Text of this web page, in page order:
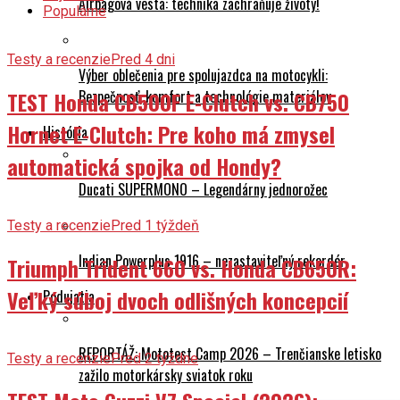
Výber oblečenia pre spolujazdca na motocykli:
Bezpečnosť, komfort a technológie materiálov
História
Ducati SUPERMONO – Legendárny jednorožec
Indian Powerplus 1916 – nezastaviteľný rekordér
Podujatia
REPORTÁŽ: Mototest Camp 2026 – Trenčianske letisko
zažilo motorkársky sviatok roku
Populárne
Testy a recenziePred 4 dni
TEST Honda CB500F E-Clutch vs. CB750
Hornet E-Clutch: Pre koho má zmysel
automatická spojka od Hondy?
Testy a recenziePred 1 týždeň
Triumph Trident 660 vs. Honda CB650R:
Veľký súboj dvoch odlišných koncepcií
Testy a recenziePred 2 týždne